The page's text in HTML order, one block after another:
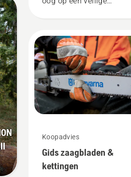
gaan.
Koopadvies
Gids zaagbladen &
kettingen